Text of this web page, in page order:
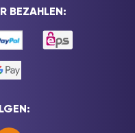
BEZAHLEN: